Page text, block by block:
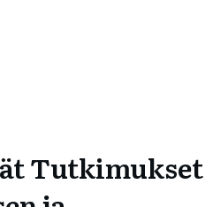
Tutkimukset